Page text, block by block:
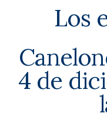
Los
4 de